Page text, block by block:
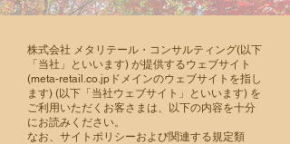
株式会社 メタリテール・コンサルティング(以下
「当社」といいます) が提供するウェブサイト
(meta-retail.co.jpドメインのウェブサイトを指し
ます) (以下「当社ウェブサイト」といいます) を
ご利用いただくお客さまは、以下の内容を十分
にお読みください。
なお、サイトポリシーおよび関連する規定類